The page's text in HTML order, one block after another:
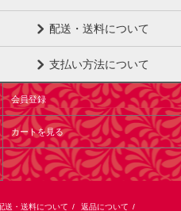
配送・送料について
支払い方法について
会員登録
カートを見る
送・送料について / 返品について /